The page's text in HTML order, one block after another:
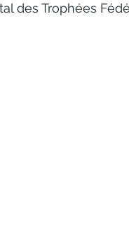
des Trophées